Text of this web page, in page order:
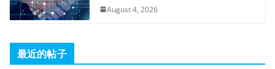
August 4, 2026
最近的帖子